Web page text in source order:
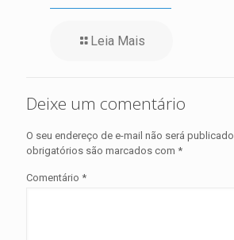
Leia Mais
Deixe um comentário
O seu endereço de e-mail não será publicado.
obrigatórios são marcados com *
Comentário *